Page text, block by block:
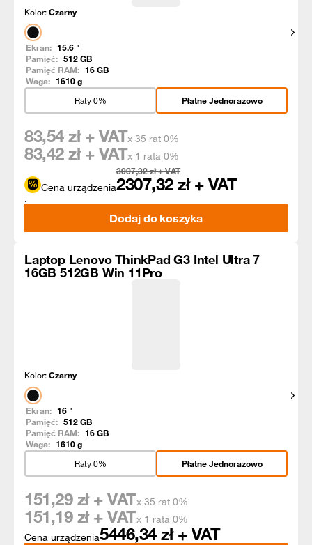
Kolor:Czarny
Ekran: 15.6 "
Pamięć: 512GB
Pamięć RAM: 16GB
Waga: 1610g
Płatne Jednorazowo
Raty 0%
Cena urządzenia
3007,32zł + VAT
2307,32 zł + VAT
83,54 zł + VATx 35 rat 0%
83,42 zł + VATx 1 rata 0%
.
Dodaj do koszyka
Laptop Lenovo ThinkPad G3 Intel Ultra 7
16GB 512GB Win 11Pro
Kolor:Czarny
Ekran: 16 "
Pamięć: 512GB
Pamięć RAM: 16GB
Waga: 1610g
Płatne Jednorazowo
Raty 0%
Cena urządzenia5446,34 zł + VAT
151,29 zł + VATx 35 rat 0%
151,19 zł + VATx 1 rata 0%